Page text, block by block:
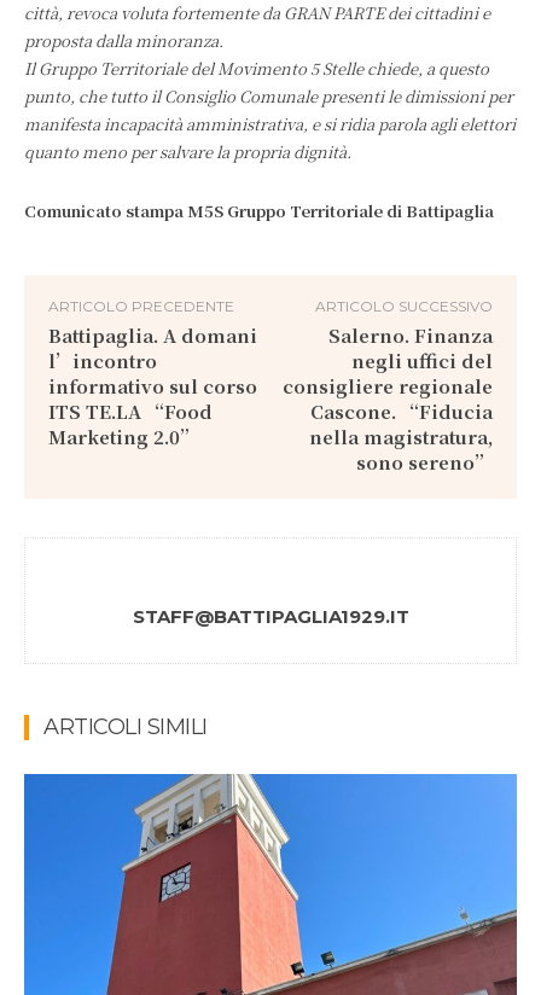
città, revoca voluta fortemente da GRAN PARTE dei cittadini e
proposta dalla minoranza.
Il Gruppo Territoriale del Movimento 5 Stelle chiede, a questo
punto, che tutto il Consiglio Comunale presenti le dimissioni per
manifesta incapacità amministrativa, e si ridia parola agli elettori
quanto meno per salvare la propria dignità.
Comunicato stampa M5S Gruppo Territoriale di Battipaglia
ARTICOLO PRECEDENTE
Battipaglia. A domani
l’incontro
informativo sul corso
ITS TE.LA “Food
Marketing 2.0”
ARTICOLO SUCCESSIVO
Salerno. Finanza
negli uffici del
consigliere regionale
Cascone. “Fiducia
nella magistratura,
sono sereno”
STAFF@BATTIPAGLIA1929.IT
ARTICOLI SIMILI